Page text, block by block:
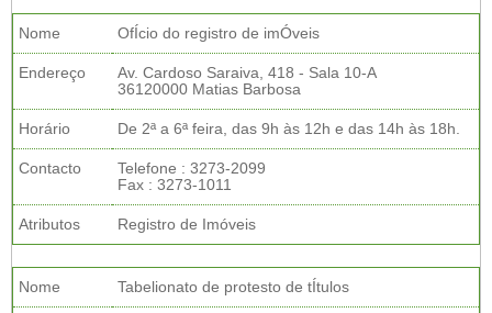
Nome OfÍcio do registro de imÓveis
Endereço
Av. Cardoso Saraiva, 418 - Sala 10-A
36120000 Matias Barbosa
Horário De 2ª a 6ª feira, das 9h às 12h e das 14h às 18h.
Contacto
Telefone : 3273-2099
Fax : 3273-1011
Atributos Registro de Imóveis
Nome Tabelionato de protesto de tÍtulos